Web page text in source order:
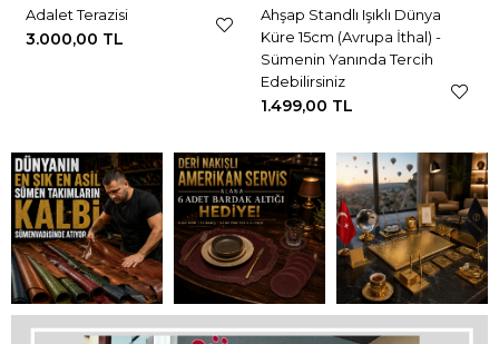
Adalet Terazisi
3.000,00 TL
Ahşap Standlı Işıklı Dünya
Küre 15cm (Avrupa İthal) -
Sümenin Yanında Tercih
Edebilirsiniz
1.499,00 TL